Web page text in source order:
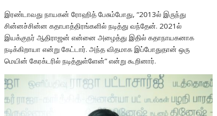
இரண்டாவது நாயகன் ரோஹித் பேசும்போது, “2013ல் இருந்து
சின்னச்சின்ன கதாபாத்திரங்களில் நடித்து வந்தேன். 2021ல்
இயக்குநர் ஆதிராஜன் என்னை அழைத்து இதில் கதாநாயகனாக
நடிக்கிறாயா என்று கேட்டார். அந்த விதமாக இப்போதுதான் ஒரு
மெயின் கேரக்டரில் நடித்துள்ளேன்” என்று கூறினார்.